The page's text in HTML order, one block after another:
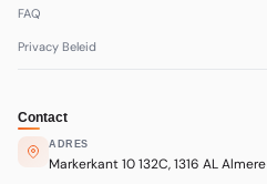
FAQ
Privacy Beleid
Contact
ADRES
Markerkant 10 132C, 1316 AL Almere